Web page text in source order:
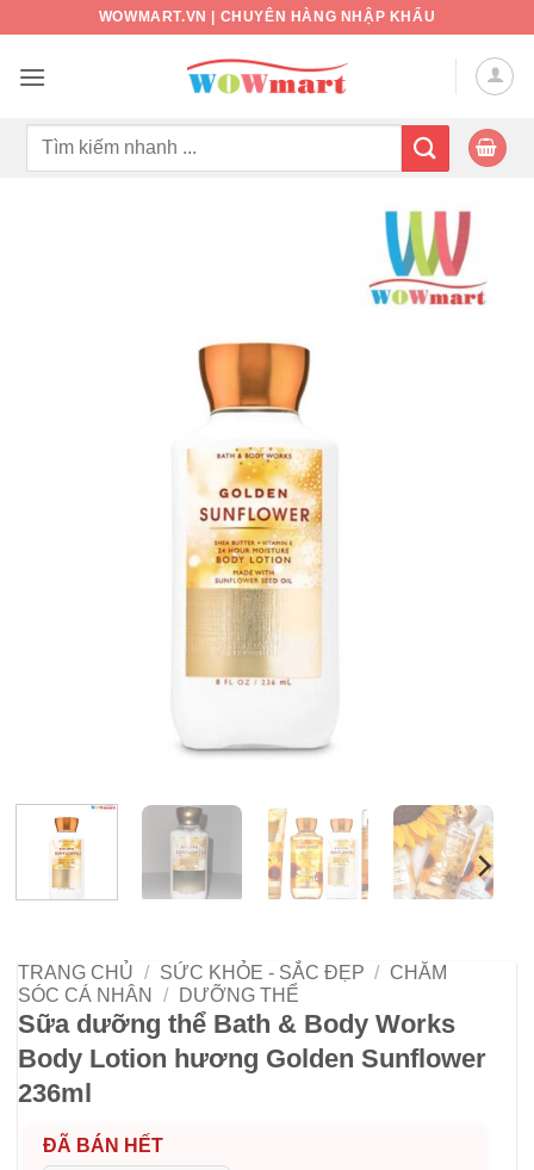
nội
WOWMART.VN | CHUYÊN HÀNG NHẬP KHẨU
Tìm
TRANG CHỦ / SỨC KHỎE - SẮC ĐẸP / CHĂM
SÓC CÁ NHÂN
/ DƯỠNG THỂ
Sữa dưỡng thể Bath & Body Works
Body Lotion hương Golden Sunflower
236ml
ĐÃ BÁN HẾT